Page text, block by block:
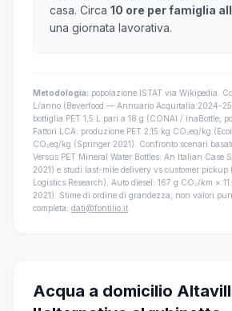
casa. Circa 10 ore per famiglia
una giornata lavorativa.
Metodologia: popolazione ISTAT via Wikipedia.
L/anno (Beverfood — Annuario Acquitalia 2024-
bottiglia PET 1,5 L pari a 18 g (CONAI / InaBottle,
Fattori LCA: produzione PET 2,15 kg CO₂eq/kg
CO₂eq/kg (Springer 2021). Confronto scenari
Versus PET Mineral Water Bottles: An Italian Case
2021) e studi last-mile delivery vs customer pickup
Logistics Research). Auto diesel: 167 g CO₂/km ×
2021). Stime di ordine di grandezza, non valori
completa: dati@fontilio.it
Acqua a domicilio